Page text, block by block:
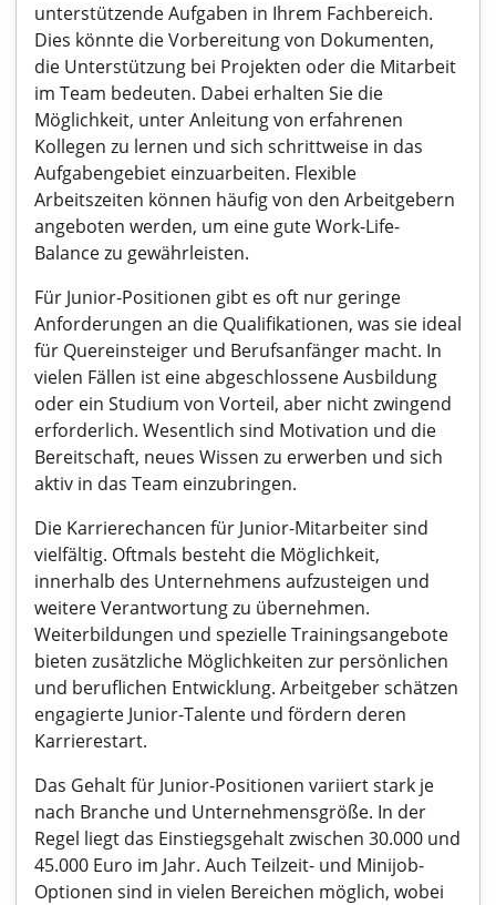
unterstützende Aufgaben in Ihrem Fachbereich.
Dies könnte die Vorbereitung von Dokumenten,
die Unterstützung bei Projekten oder die Mitarbeit
im Team bedeuten. Dabei erhalten Sie die
Möglichkeit, unter Anleitung von erfahrenen
Kollegen zu lernen und sich schrittweise in das
Aufgabengebiet einzuarbeiten. Flexible
Arbeitszeiten können häufig von den Arbeitgebern
angeboten werden, um eine gute Work-Life-
Balance zu gewährleisten.
Für Junior-Positionen gibt es oft nur geringe
Anforderungen an die Qualifikationen, was sie ideal
für Quereinsteiger und Berufsanfänger macht. In
vielen Fällen ist eine abgeschlossene Ausbildung
oder ein Studium von Vorteil, aber nicht zwingend
erforderlich. Wesentlich sind Motivation und die
Bereitschaft, neues Wissen zu erwerben und sich
aktiv in das Team einzubringen.
Die Karrierechancen für Junior-Mitarbeiter sind
vielfältig. Oftmals besteht die Möglichkeit,
innerhalb des Unternehmens aufzusteigen und
weitere Verantwortung zu übernehmen.
Weiterbildungen und spezielle Trainingsangebote
bieten zusätzliche Möglichkeiten zur persönlichen
und beruflichen Entwicklung. Arbeitgeber schätzen
engagierte Junior-Talente und fördern deren
Karrierestart.
Das Gehalt für Junior-Positionen variiert stark je
nach Branche und Unternehmensgröße. In der
Regel liegt das Einstiegsgehalt zwischen 30.000 und
45.000 Euro im Jahr. Auch Teilzeit- und Minijob-
Optionen sind in vielen Bereichen möglich, wobei